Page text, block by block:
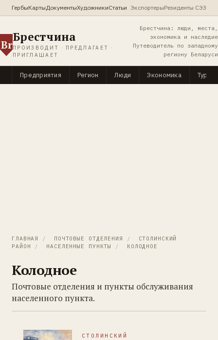
ГербыКартыДокументыХудожникиСтатьи ЭкспортерыРезиденты СЭЗ
Br
Брестчина
ПРОИЗВОДИТ · ПРЕДЛАГАЕТ ·
ПРИГЛАШАЕТ
Брестчина: люди, места,
экономика и наследие
Путеводитель по западному
региону Беларуси
Предприятия Регион Люди Экономика
ГЛАВНАЯ / ПОЧТОВЫЕ ОТДЕЛЕНИЯ /
СТОЛИНСКИЙ
РАЙОН
/ НАСЕЛЕННЫЕ ПУНКТЫ / КОЛОДНОЕ
Колодное
Почтовые отделения и пункты обслуживания
населенного пункта.
СТОЛИНСКИЙ